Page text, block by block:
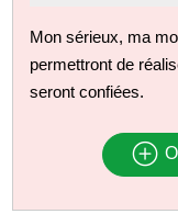
Mon sérieux, ma
permettront de
seront confiées.